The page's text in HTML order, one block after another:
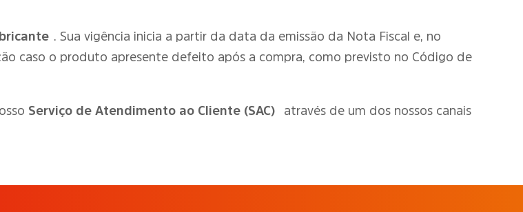
. Sua vigência inicia a partir da data da emissão da Nota Fiscal e, no
caso o produto apresente defeito após a compra, como previsto no Código de
Serviço de Atendimento ao Cliente (SAC)
através de um dos nossos canais